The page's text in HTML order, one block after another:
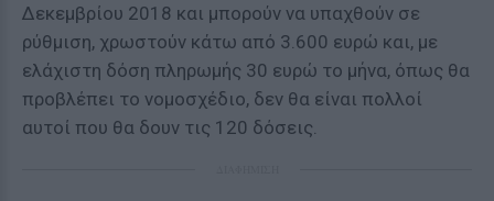
Δεκεμβρίου 2018 και μπορούν να υπαχθούν σε
ρύθμιση, χρωστούν κάτω από 3.600 ευρώ και, με
ελάχιστη δόση πληρωμής 30 ευρώ το μήνα, όπως θα
προβλέπει το νομοσχέδιο, δεν θα είναι πολλοί
αυτοί που θα δουν τις 120 δόσεις.